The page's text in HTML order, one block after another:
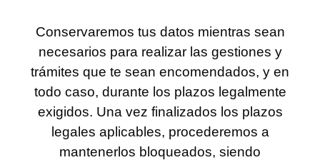
Conservaremos tus datos mientras sean
necesarios para realizar las gestiones y
trámites que te sean encomendados, y en
todo caso, durante los plazos legalmente
exigidos. Una vez finalizados los plazos
legales aplicables, procederemos a
mantenerlos bloqueados, siendo